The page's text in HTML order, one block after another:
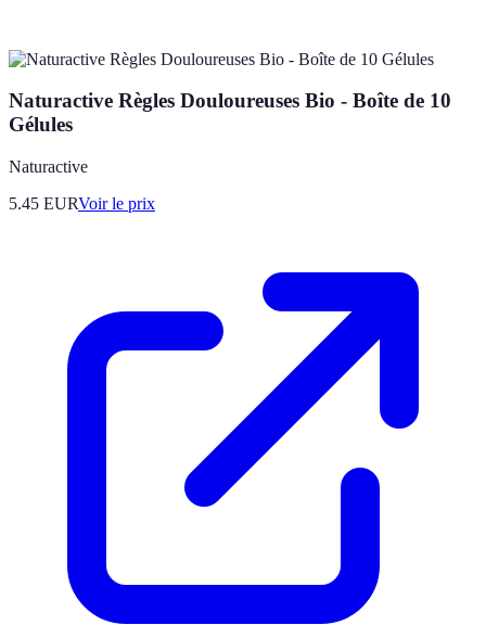
Naturactive Règles Douloureuses Bio - Boîte de 10
Gélules
Naturactive
5.45 EURVoir le prix